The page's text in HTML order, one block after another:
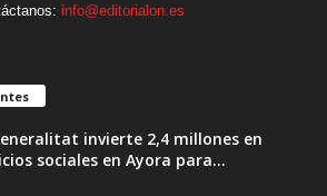
info@editorialon.es
invierte 2,4 millones en
sociales en Ayora para...